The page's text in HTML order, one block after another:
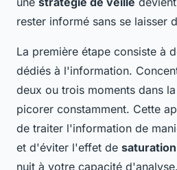
rester informé sans se laisser
La première étape consiste à
dédiés à l'information.
deux ou trois moments dans
picorer constamment. Cette
de traiter l'information de
et d'éviter l'effet de
nuit à votre capacité d'analyse.